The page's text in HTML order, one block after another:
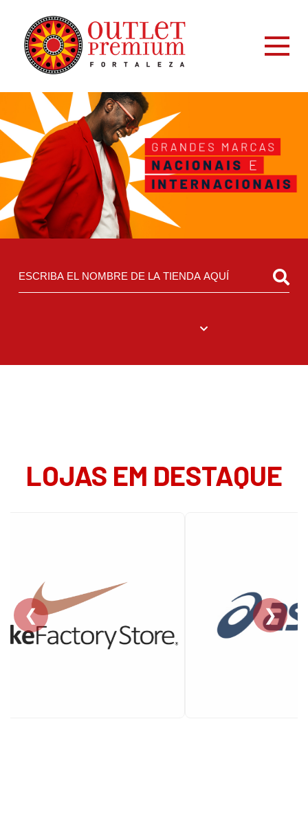
LOJAS EM DESTAQUE
❮ ❯